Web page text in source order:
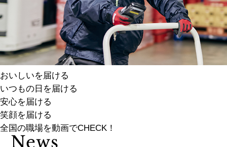
おいしいを届ける
いつもの日を届ける
安心を届ける
笑顔を届ける
全国の職場を動画でCHECK！